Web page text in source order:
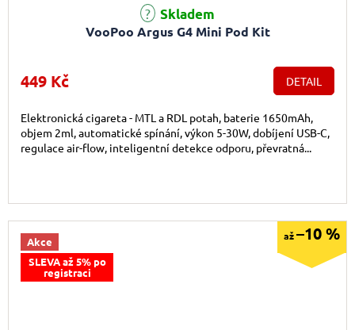
VooPoo Argus G4 Mini Pod Kit
Skladem
449 Kč DETAIL
Elektronická cigareta - MTL a RDL potah, baterie 1650mAh,
objem 2ml, automatické spínání, výkon 5-30W, dobíjení USB-C,
regulace air-flow, inteligentní detekce odporu, převratná...
Akce
SLEVA až 5% po
registraci
až–10 %